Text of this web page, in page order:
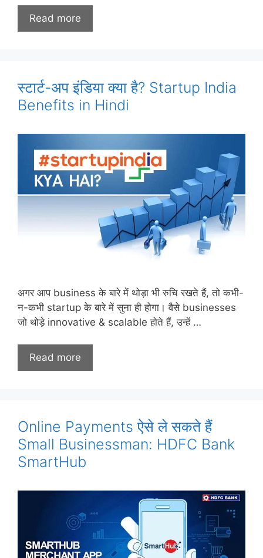
Read more
स्टार्ट-अप इंडिया क्या है? Startup India
Benefits in Hindi
अगर आप business के बारे में थोड़ा भी रुचि रखते हैं, तो कभी-
न-कभी startup के बारे में सुना ही होगा। वैसे businesses
जो थोड़े innovative & scalable होते हैं, उन्हें …
Read more
Online Payments ऐसे ले सकते हैं
Small Businessman: HDFC Bank
SmartHub